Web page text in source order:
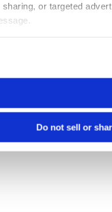
or targeted
Do not sell or